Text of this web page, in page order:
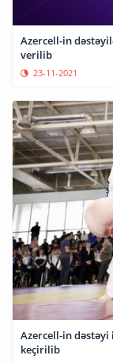
Azercell-in
verilib
23-11-2021
Azercell-in
keçirilib